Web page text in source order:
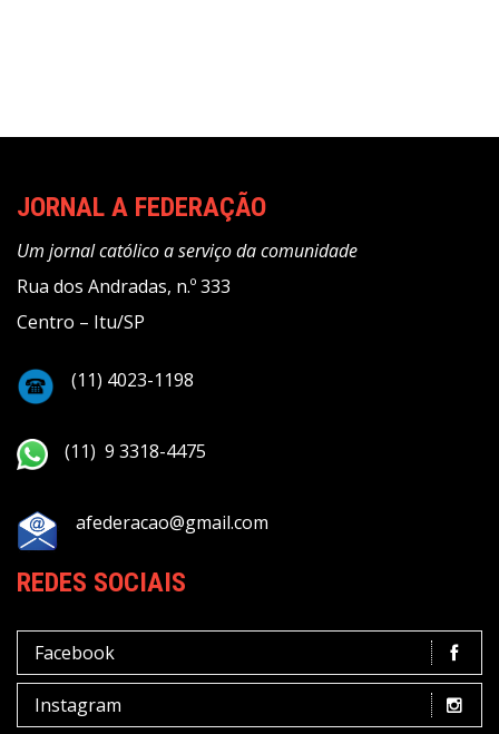
JORNAL A FEDERAÇÃO
Um jornal católico a serviço da comunidade
Rua dos Andradas, n.º 333
Centro – Itu/SP
(11) 4023-1198
(11) 9 3318-4475
afederacao@gmail.com
REDES SOCIAIS
Facebook
Instagram